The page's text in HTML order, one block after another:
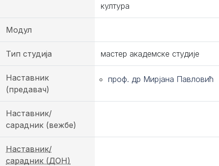
култура
Модул
Тип студија мастер академске студије
Наставник
(предавач)
проф. др Мирјана Павловић
Наставник/
сарадник (вежбе)
Наставник/
сарадник (ДОН)